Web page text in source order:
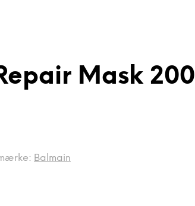
Mask 200
Balmain